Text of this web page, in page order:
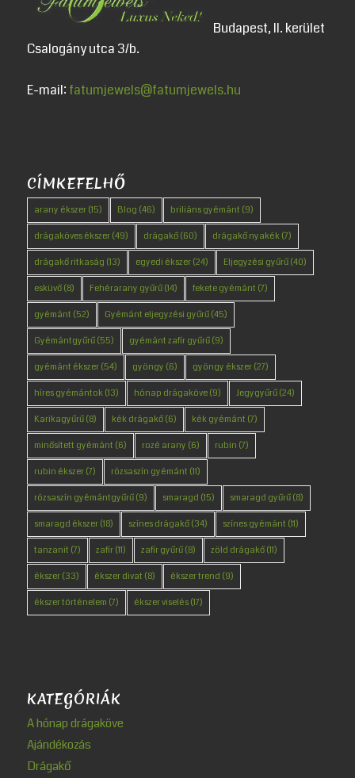
Budapest, II. kerület
Csalogány utca 3/b.
E-mail: fatumjewels@fatumjewels.hu
CÍMKEFELHŐ
arany ékszer(15) Blog (46) briliáns gyémánt (9)
drágaköves ékszer(49) drágakő(60) drágakő nyakék(7)
drágakő ritkaság (13) egyedi ékszer(24) Eljegyzési gyűrű(40)
esküvő(8) Fehérarany gyűrű(14) fekete gyémánt (7)
gyémánt (52) Gyémánt eljegyzési gyűrű(45)
Gyémántgyűrű(55) gyémánt zafír gyűrű(9)
gyémánt ékszer(54) gyöngy (6) gyöngy ékszer(27)
híres gyémántok(13) hónap drágaköve(9) Jegygyűrű(24)
Karikagyűrű(8) kék drágakő(6) kék gyémánt (7)
minősített gyémánt (6) rozé arany (6) rubin (7)
rubin ékszer(7) rózsaszín gyémánt (11)
rózsaszín gyémántgyűrű(9) smaragd (15) smaragd gyűrű(8)
smaragd ékszer(18) színes drágakő(34) színes gyémánt (11)
tanzanit (7) zafír(11) zafír gyűrű(8) zöld drágakő(11)
ékszer(33) ékszer divat (8) ékszer trend (9)
ékszer történelem (7) ékszer viselés(17)
KATEGÓRIÁK
A hónap drágaköve
Ajándékozás
Drágakő